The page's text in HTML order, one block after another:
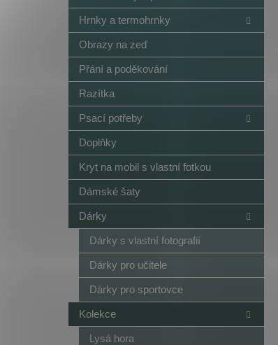
Hrnky a termohrnky
Obrazy na zeď
Přání a poděkování
Razítka
Psací potřeby
Doplňky
Kryt na mobil s vlastní fotkou
Dámské šaty
Dárky
Dárky s vlastní fotografií
Dárky pro učitele
Dárky pro sportovce
Kolekce
Lysá hora